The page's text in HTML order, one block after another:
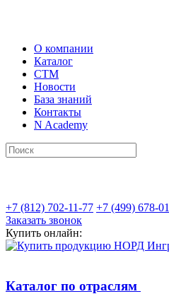
О компании
Каталог
СТМ
Новости
База знаний
Контакты
N Academy
+7 (812) 702-11-77 +7 (499) 678-
Заказать звонок
Купить онлайн:
Каталог по отраслям